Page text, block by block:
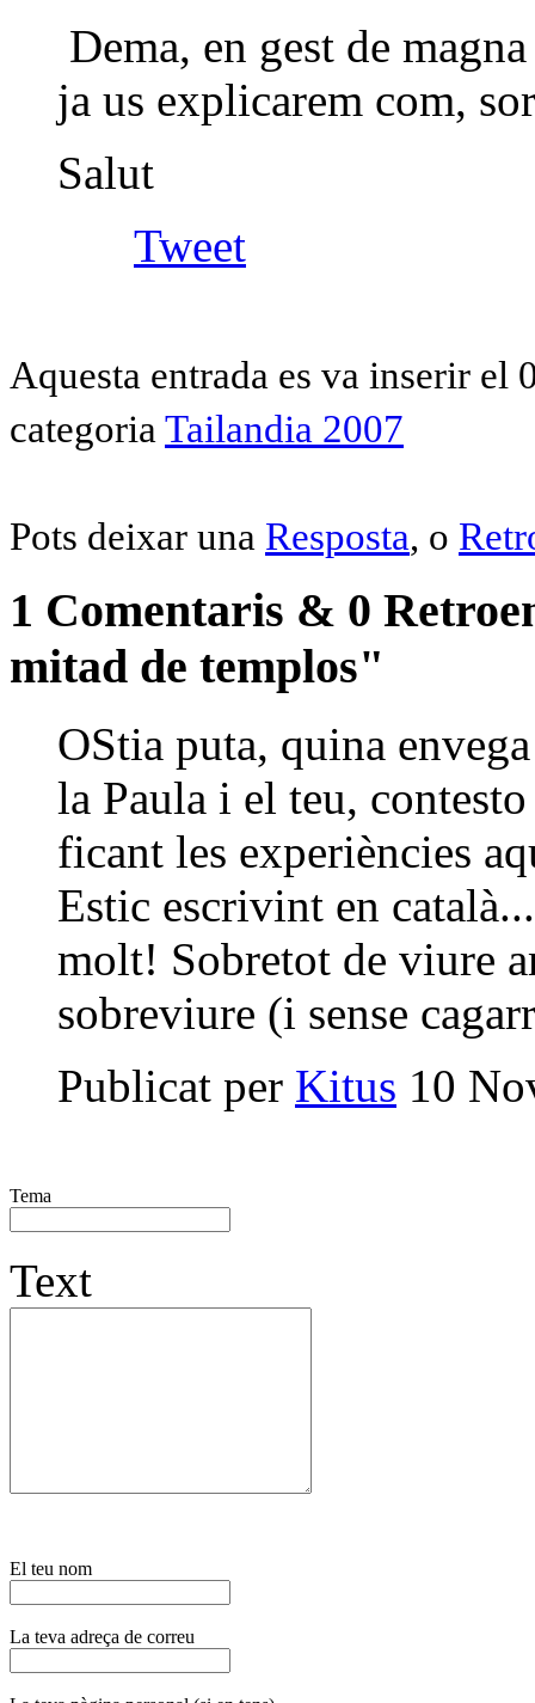
Dema, en gest de
ja us explicarem com,
Salut
Tweet
Aquesta entrada es va inserir el
categoria Tailandia 2007
Pots deixar una Resposta, o
1 Comentaris & 0
mitad de templos"
OStia puta, quina
la Paula i el teu,
ficant les experiències
Estic escrivint en
molt! Sobretot de viure
sobreviure (i sense
Publicat per Kitus 10
Tema
Text
El teu nom
La teva adreça de correu